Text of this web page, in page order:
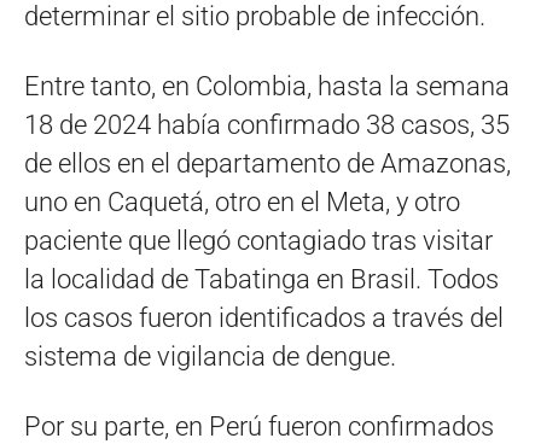
determinar el sitio probable de infección.
Entre tanto, en Colombia, hasta la semana
18 de 2024 había confirmado 38 casos, 35
de ellos en el departamento de Amazonas,
uno en Caquetá, otro en el Meta, y otro
paciente que llegó contagiado tras visitar
la localidad de Tabatinga en Brasil. Todos
los casos fueron identificados a través del
sistema de vigilancia de dengue.
Por su parte, en Perú fueron confirmados